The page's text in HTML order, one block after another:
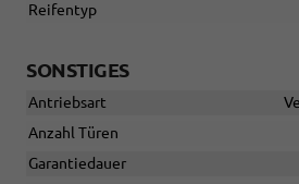
Reifentyp
SONSTIGES
Antriebsart
Anzahl Türen
Garantiedauer